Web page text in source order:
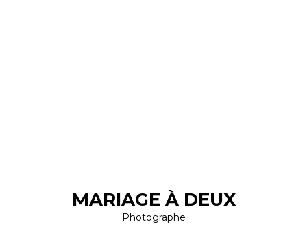
MARIAGE À DEUX
Photographe